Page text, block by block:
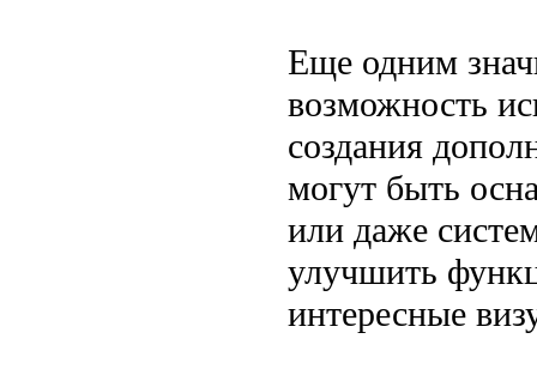
Еще одним
возможность
создания
могут быть
или даже
улучшить
интересные